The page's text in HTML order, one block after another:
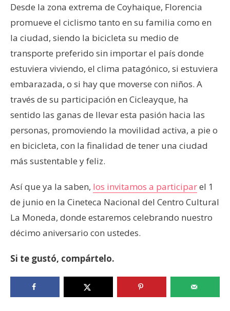
Desde la zona extrema de Coyhaique, Florencia
promueve el ciclismo tanto en su familia como en
la ciudad, siendo la bicicleta su medio de
transporte preferido sin importar el país donde
estuviera viviendo, el clima patagónico, si estuviera
embarazada, o si hay que moverse con niños. A
través de su participación en Cicleayque, ha
sentido las ganas de llevar esta pasión hacia las
personas, promoviendo la movilidad activa, a pie o
en bicicleta, con la finalidad de tener una ciudad
más sustentable y feliz.
Así que ya la saben, los invitamos a participarel 1
de junio en la Cineteca Nacional del Centro Cultural
La Moneda, donde estaremos celebrando nuestro
décimo aniversario con ustedes.
Si te gustó, compártelo.